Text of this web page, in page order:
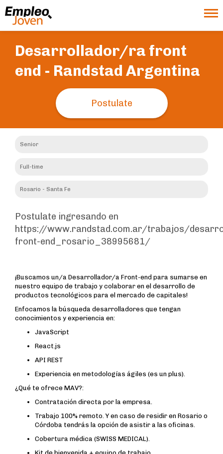
Desarrollador/ra front
end - Randstad Argentina
Postulate
Senior
Full-time
Rosario - Santa Fe
Postulate ingresando en
https://www.randstad.com.ar/trabajos/
front-end_rosario_38995681/
¡Buscamos un/a Desarrollador/a Front-end para sumarse en
nuestro equipo de trabajo y colaborar en el desarrollo de
productos tecnológicos para el mercado de capitales!
Enfocamos la búsqueda desarrolladores que tengan
conocimientos y experiencia en:
JavaScript
React.js
API REST
Experiencia en metodologías ágiles (es un plus).
¿Qué te ofrece MAV?:
Contratación directa por la empresa.
Trabajo 100% remoto. Y en caso de residir en Rosario o
Córdoba tendrás la opción de asistir a las oficinas.
Cobertura médica (SWISS MEDICAL).